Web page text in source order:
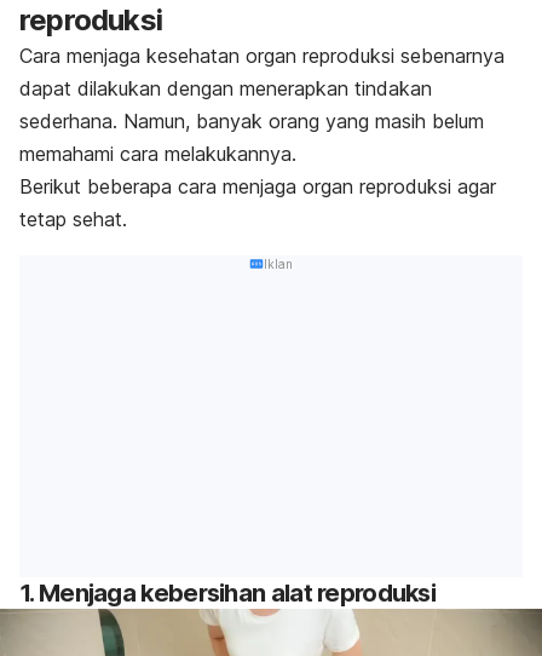
reproduksi
Cara menjaga kesehatan organ reproduksi sebenarnya
dapat dilakukan dengan menerapkan tindakan
sederhana. Namun, banyak orang yang masih belum
memahami cara melakukannya.
Berikut beberapa cara menjaga organ reproduksi agar
tetap sehat.
Iklan
1. Menjaga kebersihan alat reproduksi